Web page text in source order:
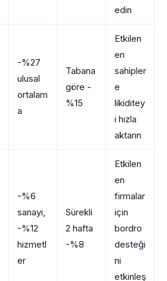
edin
-%27
ulusal
ortalam
a
Tabana
göre -
%15
Etkilen
en
sahipler
e
likiditey
i hızla
aktarın
-%6
sanayi,
-%12
hizmetl
er
Sürekli
2 hafta
-%8
Etkilen
en
firmalar
için
bordro
desteği
ni
etkinleş